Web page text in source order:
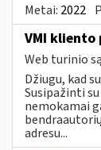
Metai: 2022
VMI
Web turinio
Džiugu, kad
Susipažinti
nemokamai
adresu...